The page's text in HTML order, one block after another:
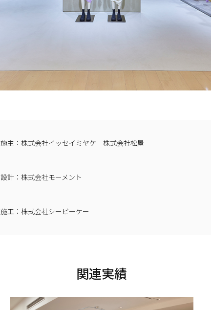
施主：株式会社イッセイミヤケ 株式会社松屋
設計：株式会社モーメント
施工：株式会社シービーケー
関連実績